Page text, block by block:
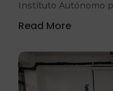
Instituto Autónomo
Read More